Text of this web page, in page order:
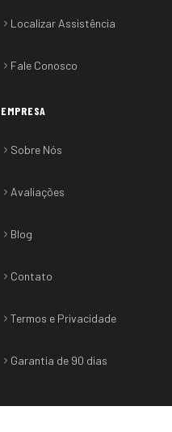
Localizar Assistência
Fale Conosco
EMPRESA
Sobre Nós
Avaliações
Blog
Contato
Termos e Privacidade
Garantia de 90 dias